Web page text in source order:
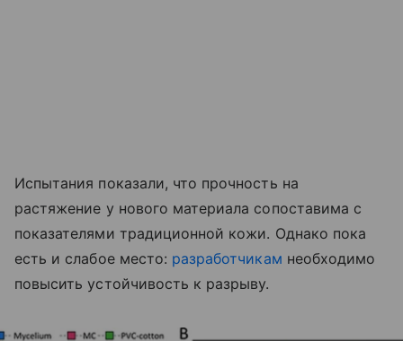
Испытания показали, что прочность на
растяжение у нового материала сопоставима с
показателями традиционной кожи. Однако пока
есть и слабое место: разработчикам необходимо
повысить устойчивость к разрыву.